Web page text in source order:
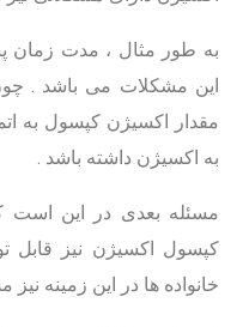
به طور مثال ، مدت زمان
این مشکلات می باشد .
مقدار اکسیژن کپسول به
به اکسیژن داشته باشد .
مسئله بعدی در این است
کپسول اکسیژن نیز قابل
خانواده ها در این زمینه نیز